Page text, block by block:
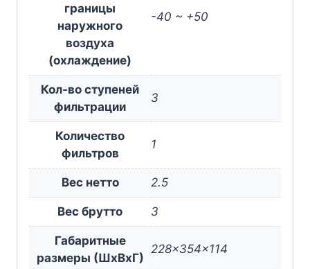
границы
наружного
воздуха
(охлаждение)
-40 ~ +50
Кол-во ступеней
фильтрации
3
Количество
фильтров
1
Вес нетто 2.5
Вес брутто 3
Габаритные
размеры (ШxВxГ)
228x354x114